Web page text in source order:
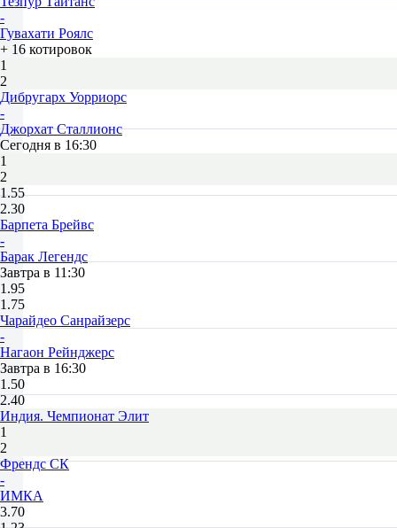
-
Гувахати Роялс
+ 16 котировок
1
2
Дибругарх Уорриорс
-
Джорхат Сталлионс
Сегодня в 16:30
1
2
1.55
2.30
Барпета Брейвс
-
Барак Легендс
Завтра в 11:30
1.95
1.75
Чарайдео Санрайзерс
-
Нагаон Рейнджерс
Завтра в 16:30
1.50
2.40
Индия. Чемпионат Элит
1
2
Френдс СК
-
ИМКА
3.70